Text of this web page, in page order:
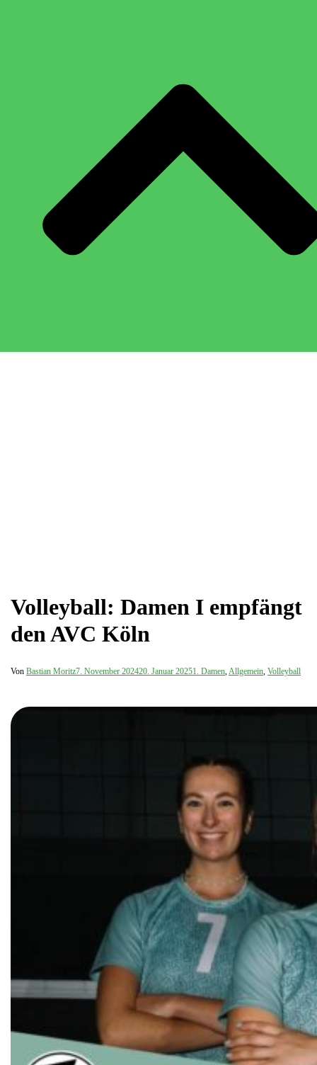
Volleyball: Damen I empfängt
den AVC Köln
Von Bastian Moritz7. November 202420. Januar 20251. Damen,Allgemein, Volleyball